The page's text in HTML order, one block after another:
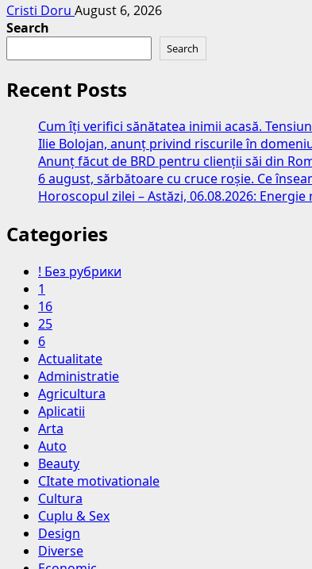
Cristi Doru August 6, 2026
Search
Search
Recent Posts
Cum îți verifici sănătatea inimii acasă.
Ilie Bolojan, anunț privind riscurile în
Anunț făcut de BRD pentru clienții săi din
6 august, sărbătoare cu cruce roșie. Ce
Horoscopul zilei – Astăzi, 06.08.2026:
Categories
! Без рубрики
1
16
25
6
Actualitate
Administratie
Agricultura
Aplicatii
Arta
Auto
Beauty
CItate motivationale
Cultura
Cuplu & Sex
Design
Diverse